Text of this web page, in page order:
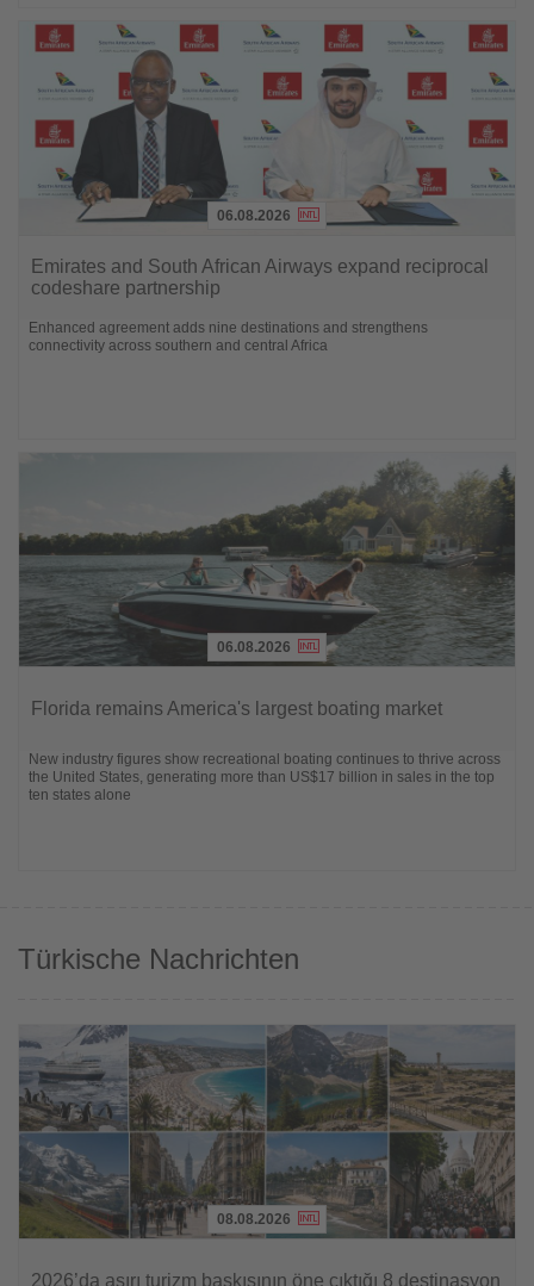
Sie
die
06.08.2026
Emirates and South African Airways expand reciprocal
codeshare partnership
Enhanced agreement adds nine destinations and strengthens
connectivity across southern and central Africa
die
06.08.2026
Florida remains America's largest boating market
New industry figures show recreational boating continues to thrive across
the United States, generating more than US$17 billion in sales in the top
ten states alone
Türkische Nachrichten
08.08.2026
2026’da aşırı turizm baskısının öne çıktığı 8 destinasyon